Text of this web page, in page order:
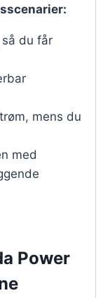
du får
mens du
med
Power